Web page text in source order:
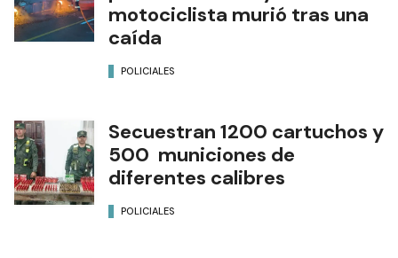
motociclista murió tras una
caída
POLICIALES
Secuestran 1200 cartuchos y
500 municiones de
diferentes calibres
POLICIALES